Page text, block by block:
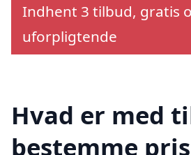
Indhent 3 tilbud, gratis
uforpligtende
Hvad er med
bestemme